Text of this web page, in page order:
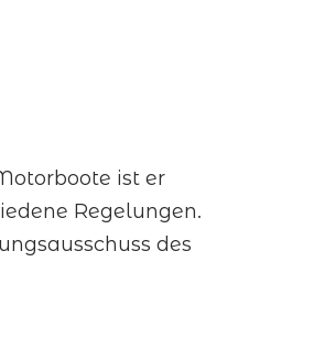
ist er
Regelungen.
des